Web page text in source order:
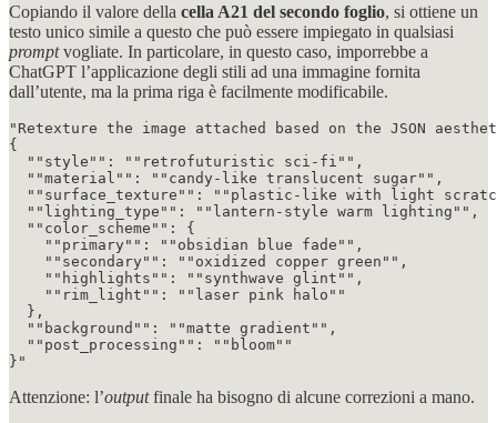
Copiando il valore della cella A21 del secondo foglio, si ottiene un
testo unico simile a questo che può essere impiegato in qualsiasi
promptvogliate. In particolare, in questo caso, imporrebbe a
ChatGPT l’applicazione degli stili ad una immagine fornita
dall’utente, ma la prima riga è facilmente modificabile.
"Retexture the image attached based on the JSON
{
  ""style"": ""retrofuturistic sci-fi"",
  ""material"": ""candy-like translucent sugar"",
""surface_texture"": ""plastic-like with light
  ""lighting_type"": ""lantern-style warm lighting"",
  ""color_scheme"": {
    ""primary"": ""obsidian blue fade"",
    ""secondary"": ""oxidized copper green"",
    ""highlights"": ""synthwave glint"",
    ""rim_light"": ""laser pink halo""
  },
  ""background"": ""matte gradient"",
  ""post_processing"": ""bloom""
}"
Attenzione: l’outputfinale ha bisogno di alcune correzioni a mano.